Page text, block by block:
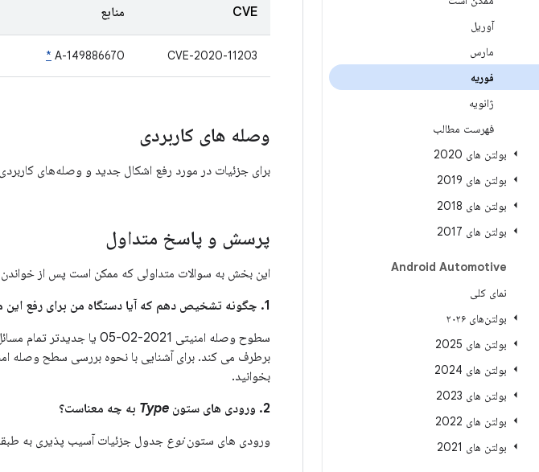
آوریل
مارس
فوریه
ژانویه
فهرست مطالب
بولتن های 2020
بولتن های 2019
بولتن های 2018
بولتن های 2017
Android Automotive
نمای کلی
بولتن‌های ۲۰۲۶
بولتن های 2025
بولتن های 2024
بولتن های 2023
بولتن های 2022
بولتن های 2021
CVE منابع
CVE-2020-11203
A-149886670
*
وصله های کاربردی
برای جزئیات در مورد رفع اشکال جدید و وصله‌های
پرسش و پاسخ متداول
این بخش به سوالات متداولی که ممکن است پس از
1. چگونه تشخیص دهم که آیا دستگاه من برای رفع این مشکلات به روز شده است؟
برطرف می کند. برای آشنایی با نحوه بررسی سطح وصله
بخوانید.
2. ورودی های ستون
Type به چه معناست؟
ورودی های ستوننوع جدول جزئیات آسیب پذیری به